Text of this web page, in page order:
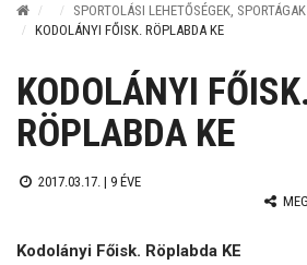
SPORTOLÁSI LEHETŐSÉGEK, SPORTÁGAK
KODOLÁNYI FŐISK. RÖPLABDA KE
KODOLÁNYI
RÖPLABDA KE
2017.03.17. | 9 ÉVE
Kodolányi Főisk. Röplabda KE